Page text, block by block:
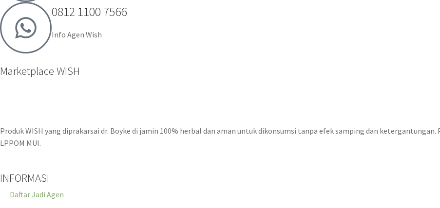
0812 1100 7566
Info Agen Wish
Marketplace WISH
Produk WISH yang diprakarsai dr. Boyke di jamin 100% herbal dan aman untuk dikonsumsi tanpa efek samping dan
LPPOM MUI.
INFORMASI
Daftar Jadi Agen